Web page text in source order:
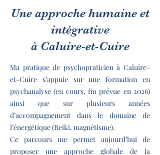
Une approche humaine et
intégrative
à Caluire-et-Cuire
Ma pratique de psychopraticien à Caluire-
et-Cuire s’appuie sur une formation en
psychanalyse (en cours, fin prévue en 2026)
ainsi que sur plusieurs années
d’accompagnement dans le domaine de
l’énergétique (Reiki, magnétisme).
Ce parcours me permet aujourd’hui de
proposer une approche globale de la